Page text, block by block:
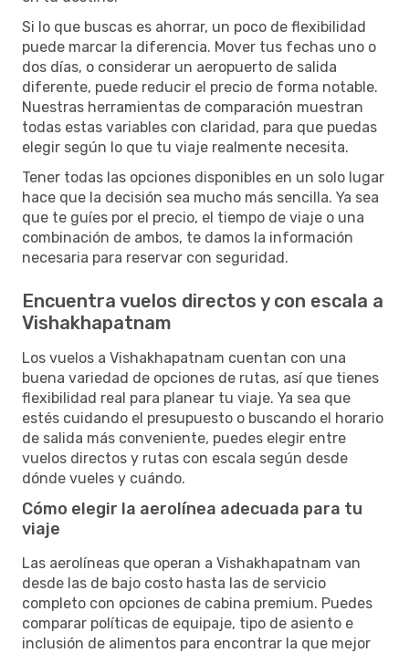
Si lo que buscas es ahorrar, un poco de flexibilidad
puede marcar la diferencia. Mover tus fechas uno o
dos días, o considerar un aeropuerto de salida
diferente, puede reducir el precio de forma notable.
Nuestras herramientas de comparación muestran
todas estas variables con claridad, para que puedas
elegir según lo que tu viaje realmente necesita.
Tener todas las opciones disponibles en un solo lugar
hace que la decisión sea mucho más sencilla. Ya sea
que te guíes por el precio, el tiempo de viaje o una
combinación de ambos, te damos la información
necesaria para reservar con seguridad.
Encuentra vuelos directos y con escala a
Vishakhapatnam
Los vuelos a Vishakhapatnam cuentan con una
buena variedad de opciones de rutas, así que tienes
flexibilidad real para planear tu viaje. Ya sea que
estés cuidando el presupuesto o buscando el horario
de salida más conveniente, puedes elegir entre
vuelos directos y rutas con escala según desde
dónde vueles y cuándo.
Cómo elegir la aerolínea adecuada para tu
viaje
Las aerolíneas que operan a Vishakhapatnam van
desde las de bajo costo hasta las de servicio
completo con opciones de cabina premium. Puedes
comparar políticas de equipaje, tipo de asiento e
inclusión de alimentos para encontrar la que mejor